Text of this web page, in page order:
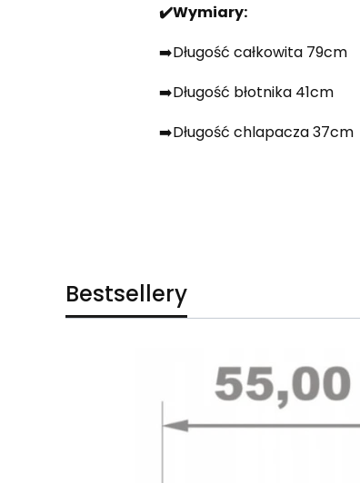
✔️Wymiary:
➡️Długość całkowita 79cm
➡️Długość błotnika 41cm
➡️Długość chlapacza 37cm
Bestsellery